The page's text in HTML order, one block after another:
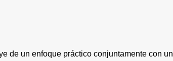
de un enfoque práctico conjuntamente con un